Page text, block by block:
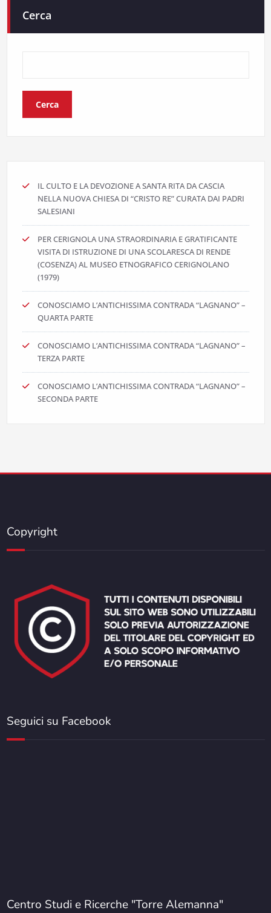
articoli
Cerca
Cerca
IL CULTO E LA DEVOZIONE A SANTA RITA DA CASCIA
NELLA NUOVA CHIESA DI “CRISTO RE” CURATA DAI PADRI
SALESIANI
PER CERIGNOLA UNA STRAORDINARIA E GRATIFICANTE
VISITA DI ISTRUZIONE DI UNA SCOLARESCA DI RENDE
(COSENZA) AL MUSEO ETNOGRAFICO CERIGNOLANO
(1979)
CONOSCIAMO L’ANTICHISSIMA CONTRADA “LAGNANO” –
QUARTA PARTE
CONOSCIAMO L’ANTICHISSIMA CONTRADA “LAGNANO” –
TERZA PARTE
CONOSCIAMO L’ANTICHISSIMA CONTRADA “LAGNANO” –
SECONDA PARTE
Copyright
Seguici su Facebook
Centro Studi e Ricerche "Torre Alemanna"